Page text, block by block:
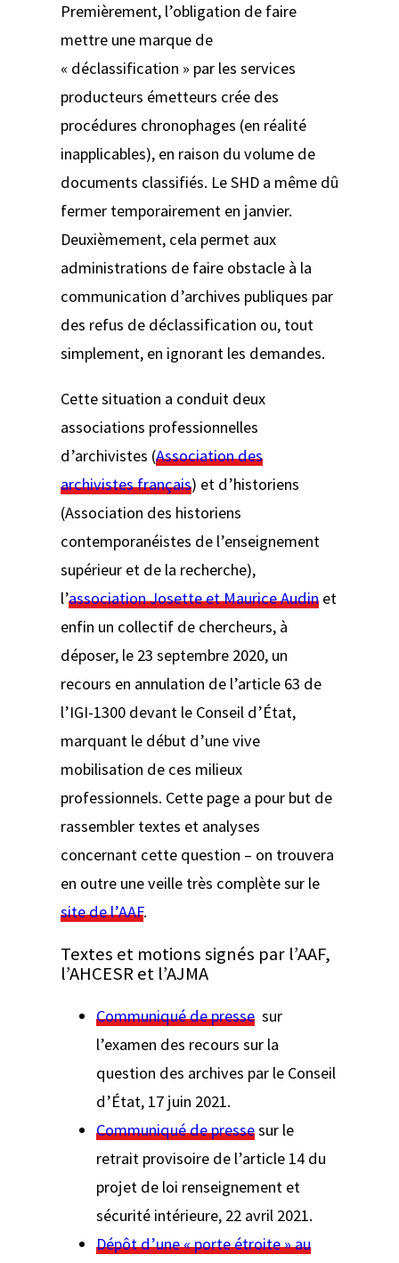
Premièrement, l’obligation de faire
mettre une marque de
« déclassification » par les services
producteurs émetteurs crée des
procédures chronophages (en réalité
inapplicables), en raison du volume de
documents classifiés. Le SHD a même dû
fermer temporairement en janvier.
Deuxièmement, cela permet aux
administrations de faire obstacle à la
communication d’archives publiques par
des refus de déclassification ou, tout
simplement, en ignorant les demandes.
Cette situation a conduit deux
associations professionnelles
d’archivistes (Association des
archivistes français) et d’historiens
(Association des historiens
contemporanéistes de l’enseignement
supérieur et de la recherche),
l’association Josette et Maurice Audin et
enfin un collectif de chercheurs, à
déposer, le 23 septembre 2020, un
recours en annulation de l’article 63 de
l’IGI-1300 devant le Conseil d’État,
marquant le début d’une vive
mobilisation de ces milieux
professionnels. Cette page a pour but de
rassembler textes et analyses
concernant cette question – on trouvera
en outre une veille très complète sur le
site de l’AAF.
Textes et motions signés par l’AAF,
l’AHCESR et l’AJMA
Communiqué de presse sur
l’examen des recours sur la
question des archives par le Conseil
d’État, 17 juin 2021.
Communiqué de pressesur le
retrait provisoire de l’article 14 du
projet de loi renseignement et
sécurité intérieure, 22 avril 2021.
Dépôt d’une « porte étroite » au